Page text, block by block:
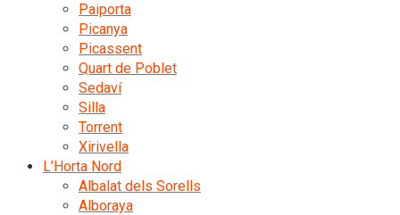
Paiporta
Picanya
Picassent
Quart de Poblet
Sedaví
Silla
Torrent
Xirivella
L’Horta Nord
Albalat dels Sorells
Alboraya